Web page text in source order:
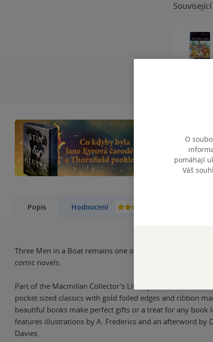
Nad
romantasy
Popis Hodnocení
Three Men in a Boat remains one of the best-loved and
comic novels.
Part of the Macmillan Collector's Library; a series of
pocket sized classics with gold foiled edges and ribbon
beautiful books make perfect gifts or a treat for any book
features illustrations by A. Frederics and an afterword by
Davies.
O
pomáhají
Váš